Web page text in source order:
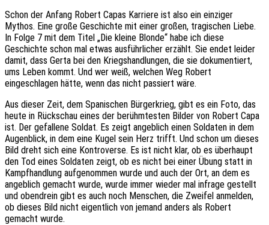
Schon der Anfang Robert Capas Karriere ist also ein einziger
Mythos. Eine große Geschichte mit einer großen, tragischen Liebe.
In Folge 7 mit dem Titel „Die kleine Blonde“ habe ich diese
Geschichte schon mal etwas ausführlicher erzählt. Sie endet leider
damit, dass Gerta bei den Kriegshandlungen, die sie dokumentiert,
ums Leben kommt. Und wer weiß, welchen Weg Robert
eingeschlagen hätte, wenn das nicht passiert wäre.
Aus dieser Zeit, dem Spanischen Bürgerkrieg, gibt es ein Foto, das
heute in Rückschau eines der berühmtesten Bilder von Robert Capa
ist. Der gefallene Soldat. Es zeigt angeblich einen Soldaten in dem
Augenblick, in dem eine Kugel sein Herz trifft. Und schon um dieses
Bild dreht sich eine Kontroverse. Es ist nicht klar, ob es überhaupt
den Tod eines Soldaten zeigt, ob es nicht bei einer Übung statt in
Kampfhandlung aufgenommen wurde und auch der Ort, an dem es
angeblich gemacht wurde, wurde immer wieder mal infrage gestellt
und obendrein gibt es auch noch Menschen, die Zweifel anmelden,
ob dieses Bild nicht eigentlich von jemand anders als Robert
gemacht wurde.